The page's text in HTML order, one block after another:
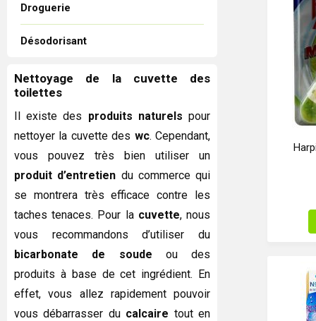
Droguerie
Désodorisant
Nettoyage de la cuvette des
toilettes
Il existe des produits naturels pour
nettoyer la cuvette des wc. Cependant,
vous pouvez très bien utiliser un
produit d’entretien du commerce qui
se montrera très efficace contre les
taches tenaces. Pour la cuvette, nous
vous recommandons d’utiliser du
bicarbonate de soude ou des
produits à base de cet ingrédient. En
effet, vous allez rapidement pouvoir
vous débarrasser du calcaire tout en